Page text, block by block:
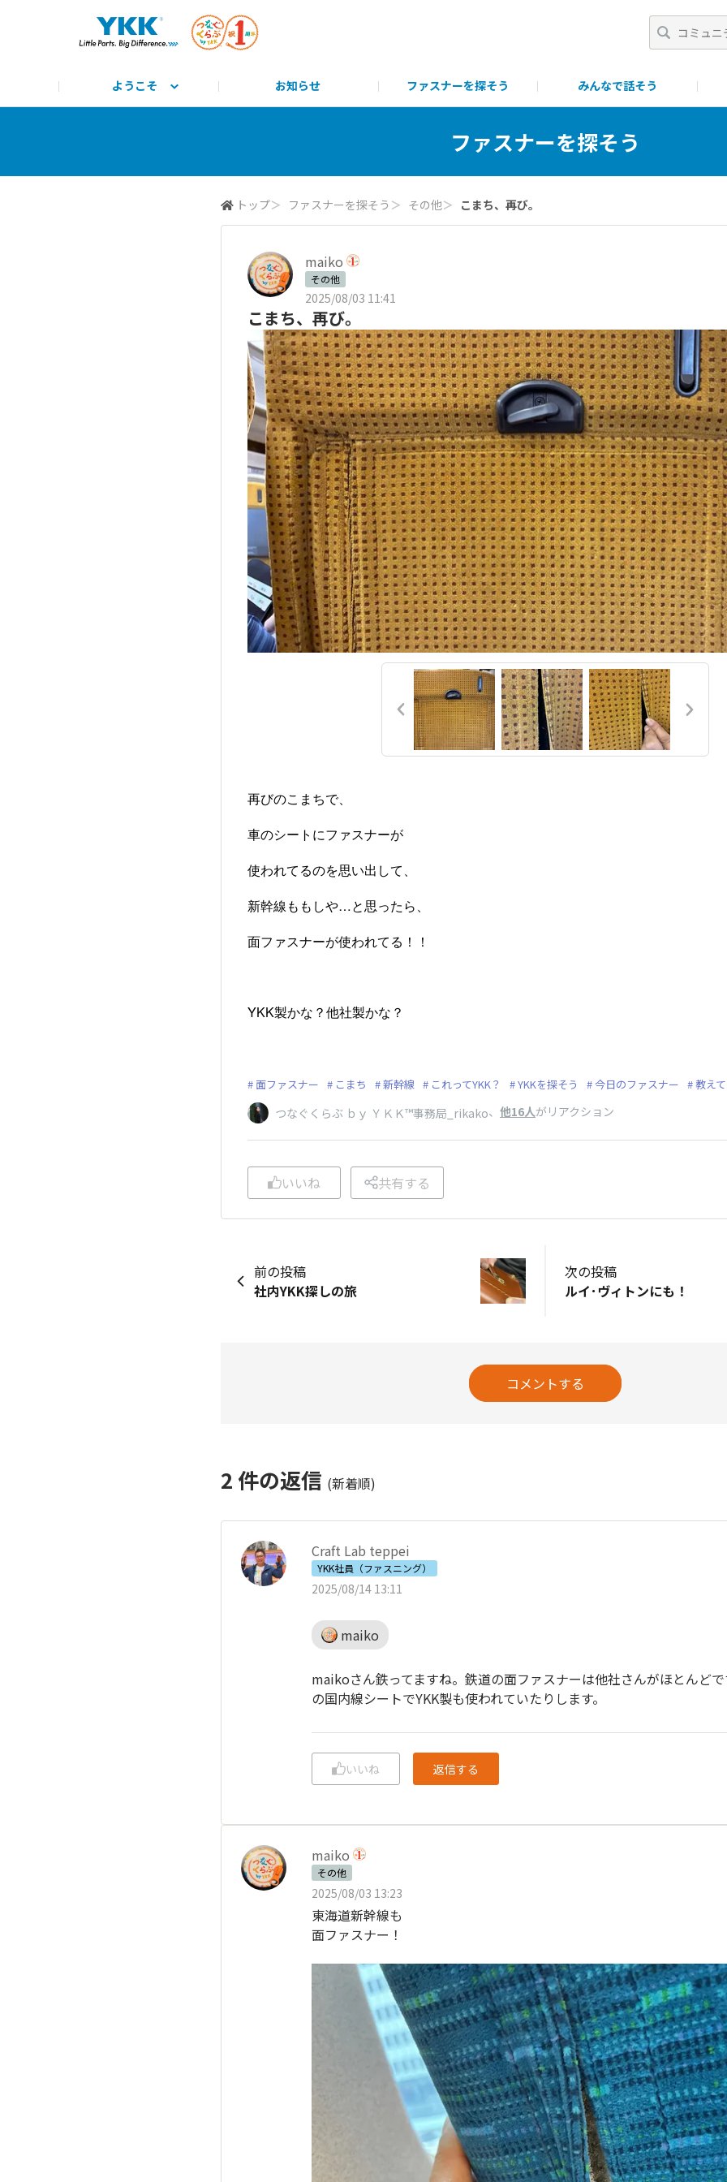
ようこそ お知らせ ファスナーを探そう みんなで話そう
ファスナーを探そう
トップ＞ ファスナーを探そう ＞ その他＞ こまち、再び。
maiko
その他
2025/08/03 11:41
こまち、再び。
再びのこまちで、
車のシートにファスナーが
使われてるのを思い出して、
新幹線ももしや…と思ったら、
面ファスナーが使われてる！！
YKK製かな？他社製かな？
面ファスナー こまち 新幹線 これってYKK？ YKKを探そう 今日のファスナー 教え
つなぐくらぶ ｂｙ ＹＫＫ™事務局_rikako、 他16人がリアクション
いいね 共有する
前の投稿
社内YKK探しの旅
次の投稿
ルイ･ヴィトンにも！
コメントする
2 件の返信 (新着順)
Craft Lab teppei
YKK社員（ファスニング）
2025/08/14 13:11
maiko
maikoさん鉄ってますね。鉄道の面ファスナーは他社さんがほとんど
の国内線シートでYKK製も使われていたりします。
いいね 返信する
maiko
その他
2025/08/03 13:23
東海道新幹線も
面ファスナー！